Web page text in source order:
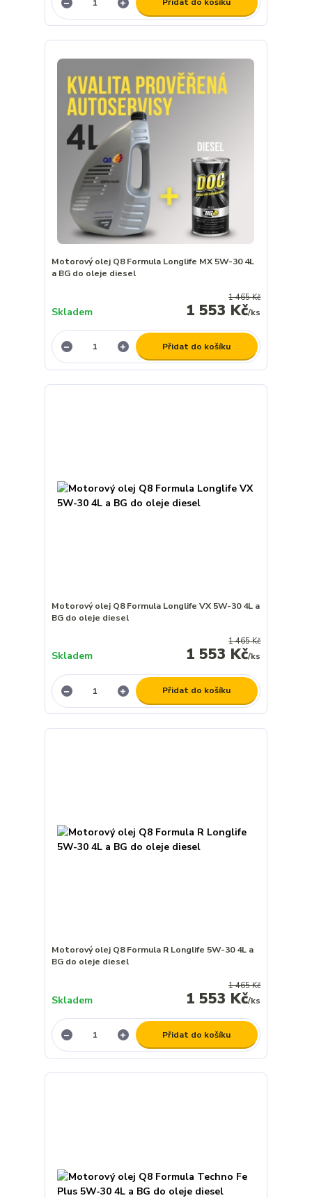
Motorový olej Q8 Formula Longlife MX 5W-30 4L
a BG do oleje diesel
1 465 Kč
1 553 Kč/ks
Skladem
Přidat do košíku
Motorový olej Q8 Formula Longlife VX 5W-30 4L a
BG do oleje diesel
1 465 Kč
1 553 Kč/ks
Skladem
Přidat do košíku
Motorový olej Q8 Formula R Longlife 5W-30 4L a
BG do oleje diesel
1 465 Kč
1 553 Kč/ks
Skladem
Přidat do košíku